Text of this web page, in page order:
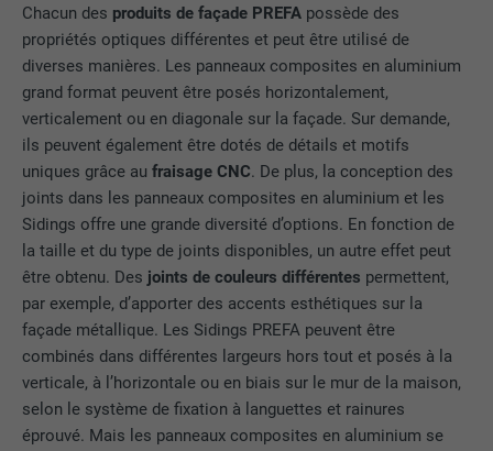
Chacun des produits de façade PREFA possède des
propriétés optiques différentes et peut être utilisé de
diverses manières. Les panneaux composites en aluminium
grand format peuvent être posés horizontalement,
verticalement ou en diagonale sur la façade. Sur demande,
ils peuvent également être dotés de détails et motifs
uniques grâce aufraisage CNC. De plus, la conception des
joints dans les panneaux composites en aluminium et les
Sidings offre une grande diversité d’options. En fonction de
la taille et du type de joints disponibles, un autre effet peut
être obtenu. Des joints de couleurs différentes permettent,
par exemple, d’apporter des accents esthétiques sur la
façade métallique. Les Sidings PREFA peuvent être
combinés dans différentes largeurs hors tout et posés à la
verticale, à l’horizontale ou en biais sur le mur de la maison,
selon le système de fixation à languettes et rainures
éprouvé. Mais les panneaux composites en aluminium se